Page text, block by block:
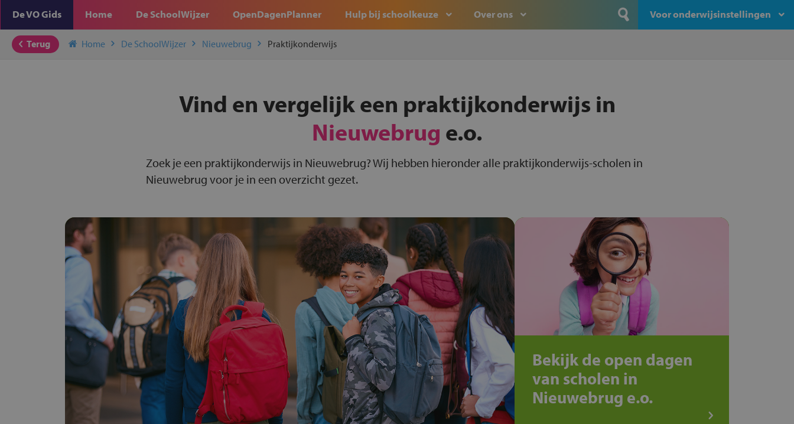
De VO Gids Home De SchoolWijzer OpenDagenPlanner Hulp bij schoolkeuze Over ons Voor onderwijsinstellingen
Terug Home De SchoolWijzer Nieuwebrug Praktijkonderwijs
Vind en vergelijk een praktijkonderwijs in
Nieuwebrug e.o.
Zoek je een praktijkonderwijs in Nieuwebrug? Wij hebben hieronder alle praktijkonderwijs-scholen in
Nieuwebrug voor je in een overzicht gezet.
Bekijk de open dagen
van scholen in
Nieuwebrug e.o.